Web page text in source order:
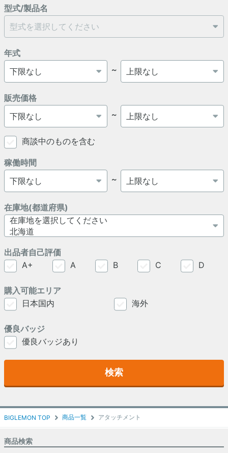
BIGLEMON TOP 商品一覧 アタッチメント
型式/製品名
年式
～
販売価格
～
商談中のものを含む
稼働時間
～
在庫地(都道府県)
出品者自己評価
A+
A B C D
購入可能エリア
日本国内
海外
優良バッジ
優良バッジあり
検索
商品検索